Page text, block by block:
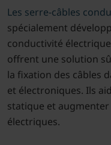
Les serre-câbles
spécialement
conductivité
offrent une solution
la fixation des câbles
et électroniques. Ils
statique et
électriques.